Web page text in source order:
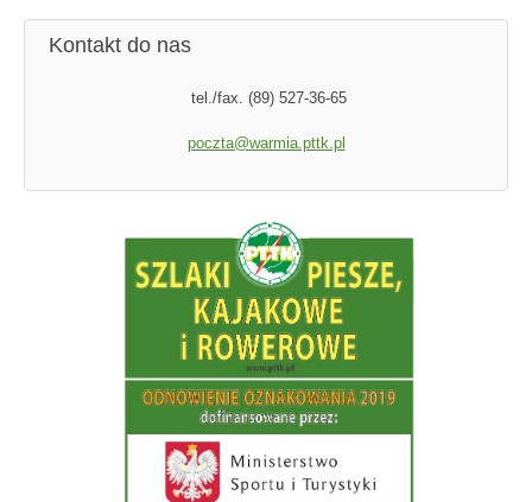
Kontakt do nas
tel./fax. (89) 527-36-65
poczta@warmia.pttk.pl